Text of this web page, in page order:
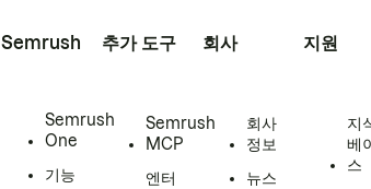
Semrush
Semrush
One
기능
추가 도구
Semrush
MCP
엔터
회사
회사
정보
뉴스
지원
지
베
스